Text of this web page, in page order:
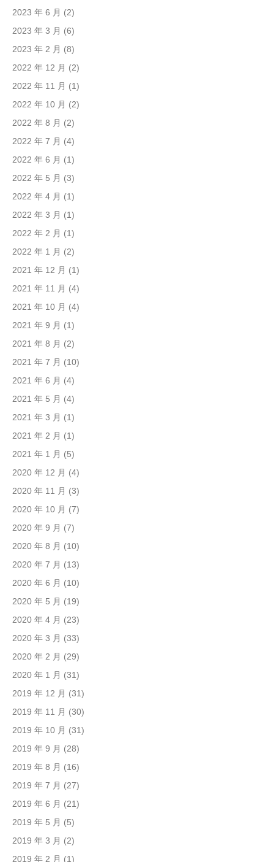
2023 年 6 月 (2)
2023 年 3 月 (6)
2023 年 2 月 (8)
2022 年 12 月 (2)
2022 年 11 月 (1)
2022 年 10 月 (2)
2022 年 8 月 (2)
2022 年 7 月 (4)
2022 年 6 月 (1)
2022 年 5 月 (3)
2022 年 4 月 (1)
2022 年 3 月 (1)
2022 年 2 月 (1)
2022 年 1 月 (2)
2021 年 12 月 (1)
2021 年 11 月 (4)
2021 年 10 月 (4)
2021 年 9 月 (1)
2021 年 8 月 (2)
2021 年 7 月 (10)
2021 年 6 月 (4)
2021 年 5 月 (4)
2021 年 3 月 (1)
2021 年 2 月 (1)
2021 年 1 月 (5)
2020 年 12 月 (4)
2020 年 11 月 (3)
2020 年 10 月 (7)
2020 年 9 月 (7)
2020 年 8 月 (10)
2020 年 7 月 (13)
2020 年 6 月 (10)
2020 年 5 月 (19)
2020 年 4 月 (23)
2020 年 3 月 (33)
2020 年 2 月 (29)
2020 年 1 月 (31)
2019 年 12 月 (31)
2019 年 11 月 (30)
2019 年 10 月 (31)
2019 年 9 月 (28)
2019 年 8 月 (16)
2019 年 7 月 (27)
2019 年 6 月 (21)
2019 年 5 月 (5)
2019 年 3 月 (2)
2019 年 2 月 (1)